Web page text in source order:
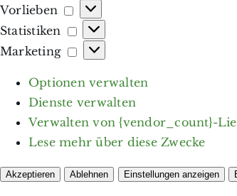
Vorlieben
Vorlieben
Statistiken
Statistiken
Marketing
Marketing
Optionen verwalten
Dienste verwalten
Verwalten von {vendor_count}-
Lese mehr über diese Zwecke
Akzeptieren Ablehnen Einstellungen anzeigen